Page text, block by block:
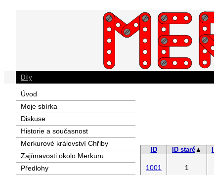
Díly
Úvod
Moje sbírka
Diskuse
Historie a současnost
Merkurové království Chřiby
Zajímavosti okolo Merkuru
Předlohy
ID ID staré ▲
1001 1